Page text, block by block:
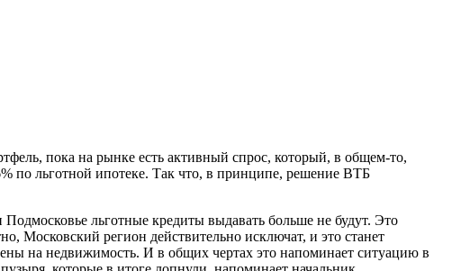
пока на рынке есть активный спрос, который, в общем-то,
по льготной ипотеке. Так что, в принципе, решение ВТБ
льготные кредиты выдавать больше не будут. Это
Московский регион действительно исключат, и это станет
на недвижимость. И в общих чертах это напоминает ситуацию в